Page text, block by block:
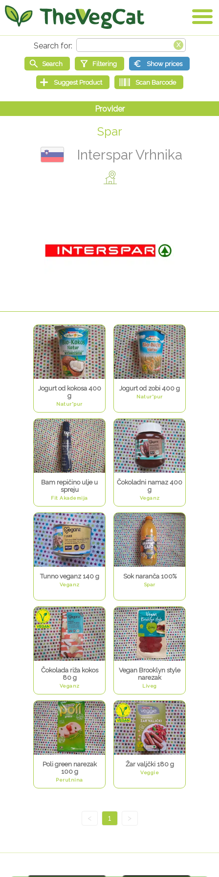
Spar
Interspar Vrhnika
Jogurt od kokosa 400
g
Natur*pur
Jogurt od zobi 400 g
Natur*pur
Bam repičino ulje u
spreju
Fit Akademija
Čokoladni namaz 400
g
Veganz
Tunno veganz 140 g
Veganz
Sok naranča 100%
Spar
Čokolada riža kokos
80 g
Veganz
Vegan Brooklyn style
narezak
Liveg
Poli green narezak
100 g
Perutnina
Žar valjčki 180 g
Veggie
< 1 >